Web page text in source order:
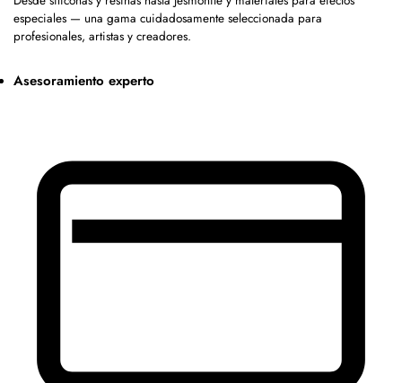
especiales — una gama cuidadosamente seleccionada para
profesionales, artistas y creadores.
Asesoramiento experto